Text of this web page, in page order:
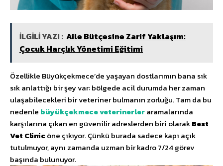
İLGİLİ YAZI : Aile Bütçesine Zarif Yaklaşım:
Çocuk Harçlık Yönetimi Eğitimi
Özellikle Büyükçekmece’de yaşayan dostlarımın bana sık
sık anlattığı bir şey var: bölgede acil durumda her zaman
ulaşabilecekleri bir veteriner bulmanın zorluğu. Tam da bu
nedenle büyükçekmece veterinerleraramalarında
karşılarına çıkan en güvenilir adreslerden biri olarakBest
Vet Clinic öne çıkıyor. Çünkü burada sadece kapı açık
tutulmuyor, aynı zamanda uzman bir kadro 7/24 görev
başında bulunuyor.